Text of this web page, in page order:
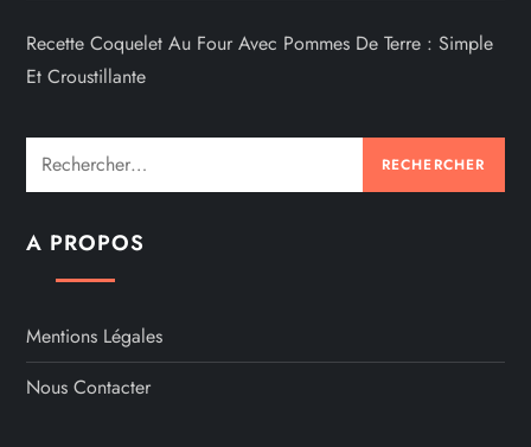
Recette Coquelet Au Four Avec Pommes De Terre : Simple
Et Croustillante
Rechercher :
A PROPOS
Mentions Légales
Nous Contacter